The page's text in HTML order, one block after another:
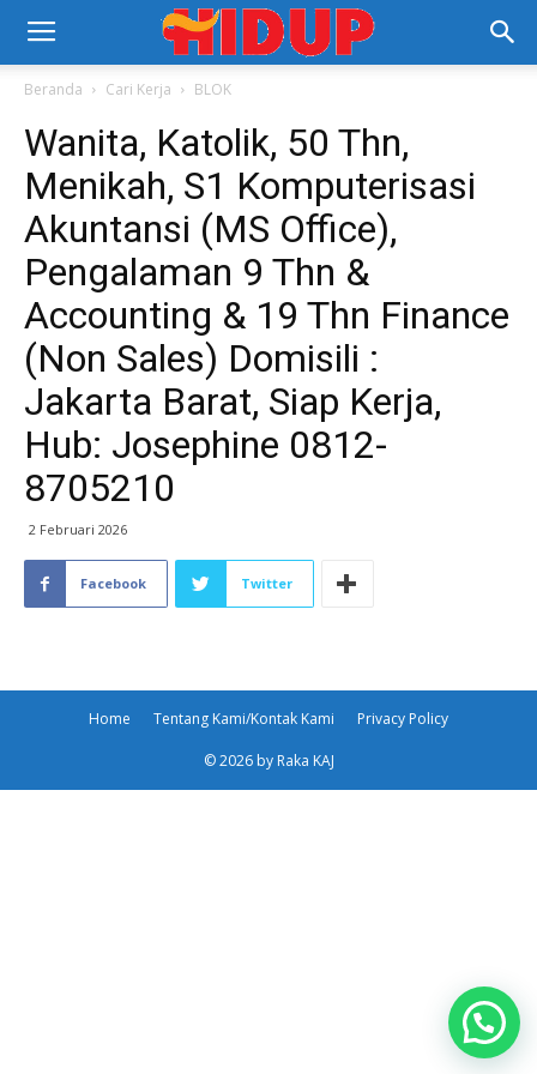
Beranda Cari Kerja BLOK
Wanita, Katolik, 50 Thn,
Menikah, S1 Komputerisasi
Akuntansi (MS Office),
Pengalaman 9 Thn &
Accounting & 19 Thn Finance
(Non Sales) Domisili :
Jakarta Barat, Siap Kerja,
Hub: Josephine 0812-
8705210
2 Februari 2026
Facebook Twitter
Home Tentang Kami/Kontak Kami Privacy Policy
© 2026 by Raka KAJ